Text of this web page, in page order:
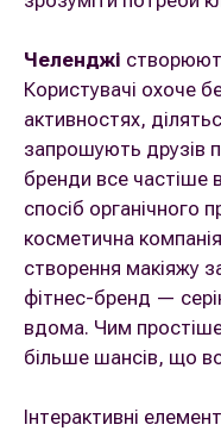
Челенджі
Користувачі охоче
активностях,
запрошують друзів
бренди все частіше
спосіб органічного
косметична
створення макіяжу
фітнес-бренд —
вдома. Чим
більше шансів, що
Інтерактивні